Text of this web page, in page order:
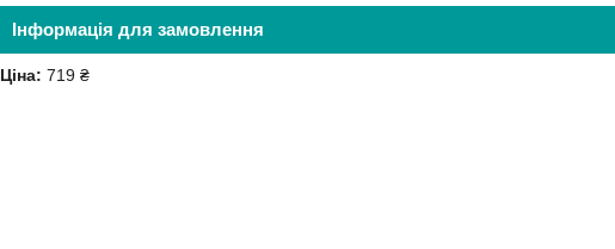
Інформація для замовлення
Ціна: 719 ₴